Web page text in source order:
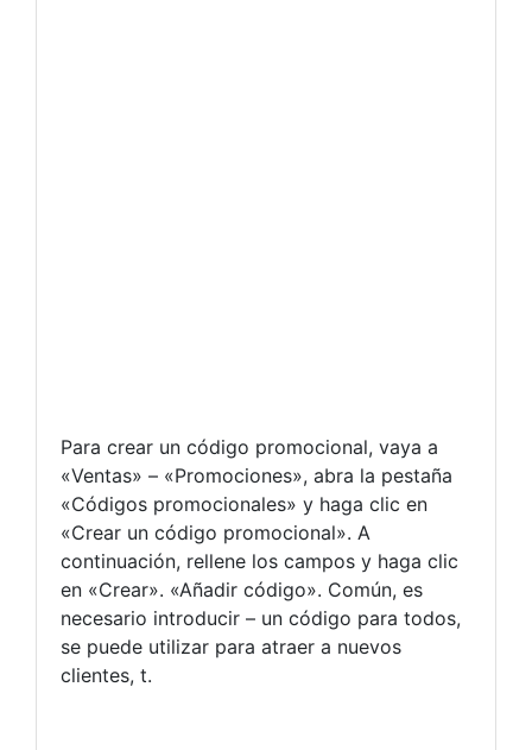
Para crear un código promocional, vaya a
«Ventas» – «Promociones», abra la pestaña
«Códigos promocionales» y haga clic en
«Crear un código promocional». A
continuación, rellene los campos y haga clic
en «Crear». «Añadir código». Común, es
necesario introducir – un código para todos,
se puede utilizar para atraer a nuevos
clientes, t.